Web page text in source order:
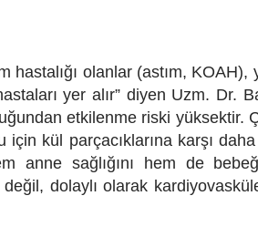
olanlar (astım, KOAH),
yer alır” diyen Uzm. Dr.
etkilenme riski yüksektir.
kül parçacıklarına karşı daha
anne sağlığını hem de
dolaylı olarak